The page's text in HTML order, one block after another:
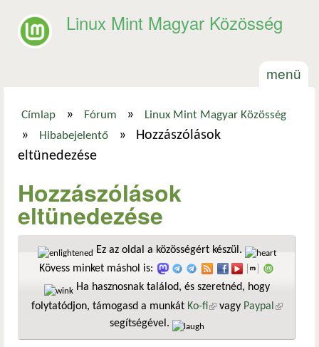
Linux Mint Magyar Közösség
menü
Jelenlegi hely
Címlap » Fórum » Linux Mint Magyar Közösség
» Hibabejelentő »
Hozzászólások
eltünedezése
Hozzászólások
eltünedezése
Ez az oldal a közösségért készül.
Kövess minket máshol is:
Ha hasznosnak találod, és szeretnéd, hogy
folytatódjon, támogasd a munkát Ko-fi(külső hivatkozás)
vagy Paypal
segítségével.